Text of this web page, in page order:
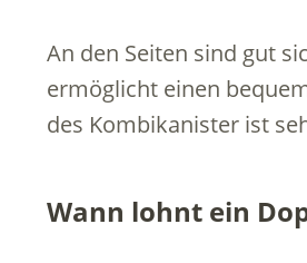
An den Seiten sind gut
ermöglicht einen
des Kombikanister ist
Wann lohnt ein